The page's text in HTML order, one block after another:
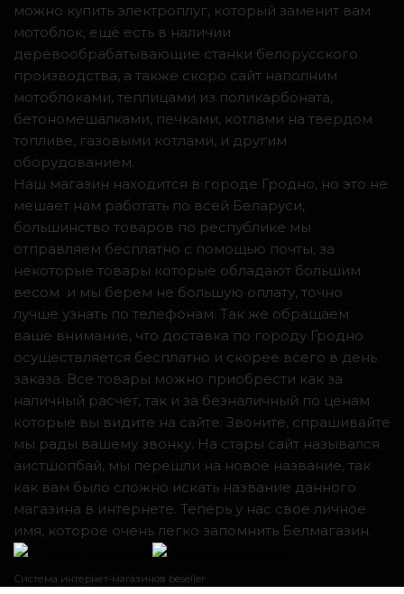
можно купить электроплуг, который заменит вам
мотоблок, ещё есть в наличии
деревообрабатывающие станки белорусского
производства, а также скоро сайт наполним
мотоблоками, теплицами из поликарбоната,
бетономешалками, печками, котлами на твердом
топливе, газовыми котлами, и другим
оборудованием.
Наш магазин находится в городе Гродно, но это не
мешает нам работать по всей Беларуси,
большинство товаров по республике мы
отправляем бесплатно с помощью почты, за
некоторые товары которые обладают большим
весом и мы берем не большую оплату, точно
лучше узнать по телефонам. Так же обращаем
ваше внимание, что доставка по городу Гродно
осуществляется бесплатно и скорее всего в день
заказа. Все товары можно приобрести как за
наличный расчет, так и за безналичный по ценам
которые вы видите на сайте. Звоните, спрашивайте
мы рады вашему звонку. На стары сайт назывался
аистшопбай, мы перешли на новое название, так
как вам было сложно искать название данного
магазина в интернете. Теперь у нас свое личное
имя, которое очень легко запомнить Белмагазин.
Система интернет-магазинов beseller